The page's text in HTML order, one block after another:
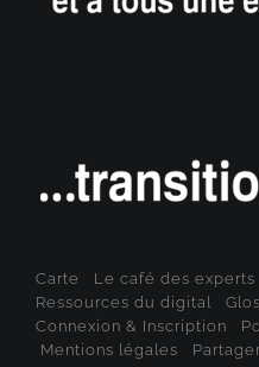
Carte Le café des experts
Ressources du digital
Connexion & Inscription
Mentions légales